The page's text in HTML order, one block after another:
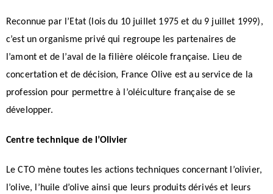
Reconnue par l’Etat (lois du 10 juillet 1975 et du 9 juillet 1999),
c’est un organisme privé qui regroupe les partenaires de
l’amont et de l’aval de la filière oléicole française. Lieu de
concertation et de décision, France Olive est au service de la
profession pour permettre à l’oléiculture française de se
développer.
Centre technique de l’Olivier
Le CTO mène toutes les actions techniques concernant l’olivier,
l’olive, l’huile d’olive ainsi que leurs produits dérivés et leurs